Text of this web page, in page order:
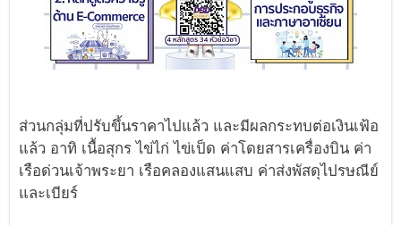
ส่วนกลุ่มที่ปรับขึ้นราคาไปแล้ว และมีผลกระทบต่อเงินเฟ้อ
แล้ว อาทิ เนื้อสุกร ไข่ไก่ ไข่เป็ด ค่าโดยสารเครื่องบิน ค่า
เรือด่วนเจ้าพระยา เรือคลองแสนแสบ ค่าส่งพัสดุไปรษณีย์
และเบียร์